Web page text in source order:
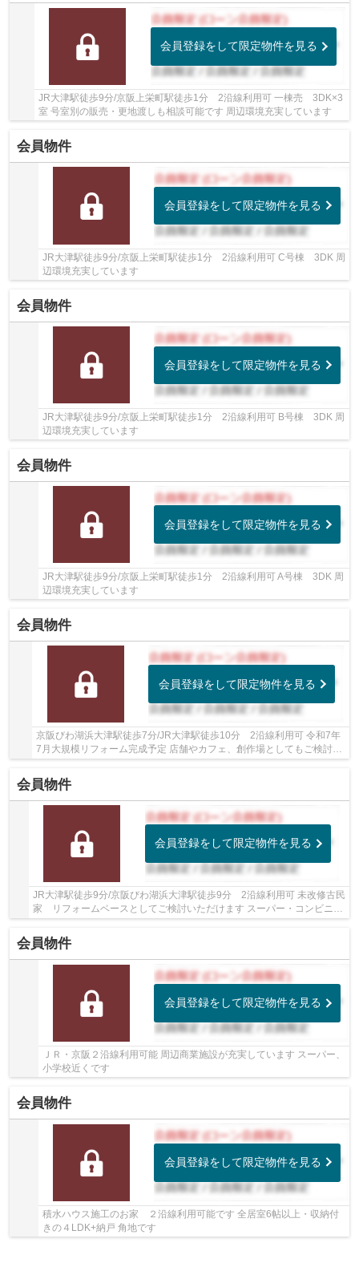
会員登録をして限定物件を見る
JR大津駅徒歩9分/京阪上栄町駅徒歩1分 2沿線利用可 一棟売 3DK×3
室 号室別の販売・更地渡しも相談可能です 周辺環境充実しています
会員物件
会員登録をして限定物件を見る
JR大津駅徒歩9分/京阪上栄町駅徒歩1分 2沿線利用可 C号棟 3DK 周
辺環境充実しています
会員物件
会員登録をして限定物件を見る
JR大津駅徒歩9分/京阪上栄町駅徒歩1分 2沿線利用可 B号棟 3DK 周
辺環境充実しています
会員物件
会員登録をして限定物件を見る
JR大津駅徒歩9分/京阪上栄町駅徒歩1分 2沿線利用可 A号棟 3DK 周
辺環境充実しています
会員物件
会員登録をして限定物件を見る
京阪びわ湖浜大津駅徒歩7分/JR大津駅徒歩10分 2沿線利用可 令和7年
7月大規模リフォーム完成予定 店舗やカフェ、創作場としてもご検討い
ただけます
会員物件
会員登録をして限定物件を見る
JR大津駅徒歩9分/京阪びわ湖浜大津駅徒歩9分 2沿線利用可 未改修古民
家 リフォームベースとしてご検討いただけます スーパー・コンビニな
ど徒歩10分圏内でお買い物に便利です
会員物件
会員登録をして限定物件を見る
ＪＲ・京阪２沿線利用可能 周辺商業施設が充実しています スーパー、
小学校近くです
会員物件
会員登録をして限定物件を見る
積水ハウス施工のお家 ２沿線利用可能です 全居室6帖以上・収納付
きの４LDK+納戸 角地です